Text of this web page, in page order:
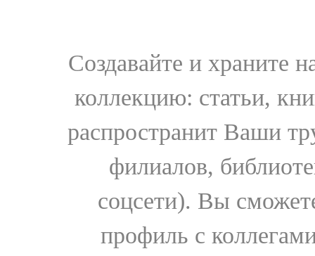
Создавайте и храните
коллекцию: статьи,
распространит Ваши
филиалов,
соцсети). Вы
профиль с